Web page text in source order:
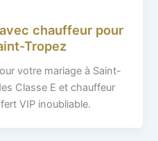
chauffeur pour
Tropez
votre mariage à Saint-
Classe E et chauffeur
VIP inoubliable.